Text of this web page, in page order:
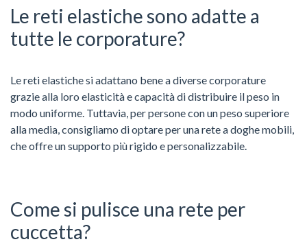
Le reti elastiche sono adatte a
tutte le corporature?
Le reti elastiche si adattano bene a diverse corporature
grazie alla loro elasticità e capacità di distribuire il peso in
modo uniforme. Tuttavia, per persone con un peso superiore
alla media, consigliamo di optare per una rete a doghe mobili,
che offre un supporto più rigido e personalizzabile.
Come si pulisce una rete per
cuccetta?